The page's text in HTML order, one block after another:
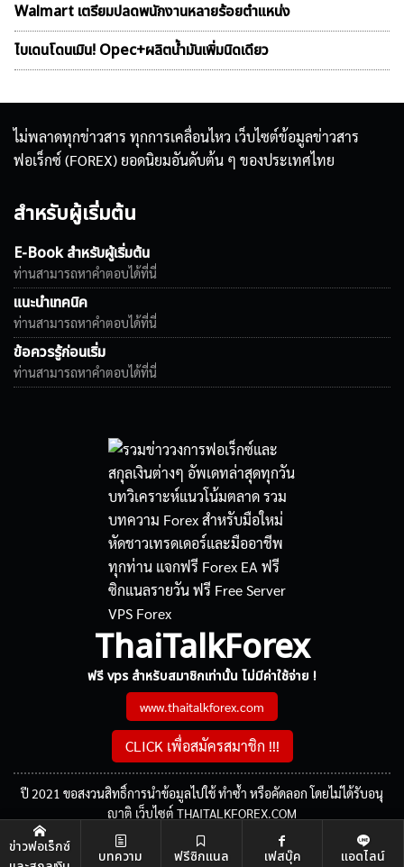
Walmart เตรียมปลดพนักงานหลายร้อยตำแหน่ง
ไบเดนโดนเมิน! Opec+ผลิตน้ำมันเพิ่มนิดเดียว
ไม่พลาดทุกข่าวสาร ทุกการเคลื่อนไหว เว็บไซต์ข้อมูลข่าวสาร
ฟอเร็กซ์ (FOREX) ยอดนิยมอันดับต้น ๆ ของประเทศไทย
สำหรับผู้เริ่มต้น
E-Book สำหรับผู้เริ่มต้น
ท่านสามารถหาคำตอบได้ที่นี่
แนะนำเทคนิค
ท่านสามารถหาคำตอบได้ที่นี่
ข้อควรรู้ก่อนเริ่ม
ท่านสามารถหาคำตอบได้ที่นี่
ThaiTalkForex
ฟรี vps สำหรับสมาชิกเท่านั้น ไม่มีค่าใช้จ่าย !
www.thaitalkforex.com
CLICK เพื่อสมัครสมาชิก !!!
ปี 2021 ขอสงวนสิทธิ์การนำข้อมูลไปใช้ ทำซ้ำ หรือคัดลอก โดยไม่ได้รับอนุ
ญาติ เว็บไซต์ THAITALKFOREX.COM
ข่าวฟอเร็กซ์
บทความ ฟรีซิกแนล เฟสบุ๊ค แอดไลน์